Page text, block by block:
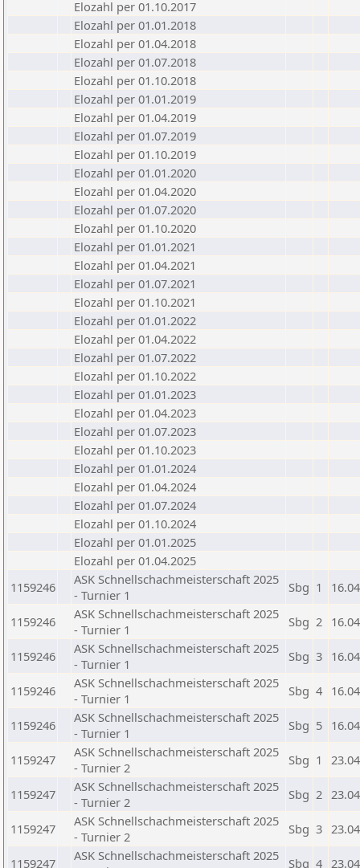
Elozahl per 01.10.2017
Elozahl per 01.01.2018
Elozahl per 01.04.2018
Elozahl per 01.07.2018
Elozahl per 01.10.2018
Elozahl per 01.01.2019
Elozahl per 01.04.2019
Elozahl per 01.07.2019
Elozahl per 01.10.2019
Elozahl per 01.01.2020
Elozahl per 01.04.2020
Elozahl per 01.07.2020
Elozahl per 01.10.2020
Elozahl per 01.01.2021
Elozahl per 01.04.2021
Elozahl per 01.07.2021
Elozahl per 01.10.2021
Elozahl per 01.01.2022
Elozahl per 01.04.2022
Elozahl per 01.07.2022
Elozahl per 01.10.2022
Elozahl per 01.01.2023
Elozahl per 01.04.2023
Elozahl per 01.07.2023
Elozahl per 01.10.2023
Elozahl per 01.01.2024
Elozahl per 01.04.2024
Elozahl per 01.07.2024
Elozahl per 01.10.2024
Elozahl per 01.01.2025
Elozahl per 01.04.2025
1159246
ASK Schnellschachmeisterschaft 2025
- Turnier 1
Sbg 1
1159246
ASK Schnellschachmeisterschaft 2025
- Turnier 1
Sbg 2
1159246
ASK Schnellschachmeisterschaft 2025
- Turnier 1
Sbg 3
1159246
ASK Schnellschachmeisterschaft 2025
- Turnier 1
Sbg 4
1159246
ASK Schnellschachmeisterschaft 2025
- Turnier 1
Sbg 5
1159247
ASK Schnellschachmeisterschaft 2025
- Turnier 2
Sbg 1
1159247
ASK Schnellschachmeisterschaft 2025
- Turnier 2
Sbg 2
1159247
ASK Schnellschachmeisterschaft 2025
- Turnier 2
Sbg 3
1159247
ASK Schnellschachmeisterschaft 2025
Sbg 4